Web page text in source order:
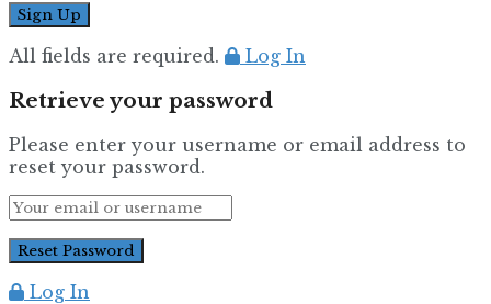
All fields are required. Log In
Retrieve your password
Please enter your username or email address to
reset your password.
Log In